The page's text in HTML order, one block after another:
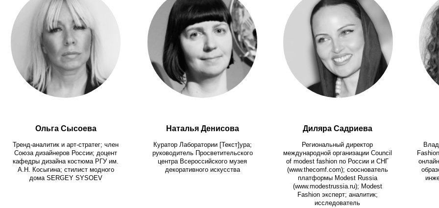
Куратор Лаборатории [Текст]ура;
руководитель Просветительского
центра Всероссийского музея
декоративного искусства
Наталья Денисова
Региональный директор
международной организации Council
of modest fashion по России и СНГ
(www.thecomf.com); сооснователь
платформы Modest Russia
(www.modestrussia.ru); Modest
Fashion эксперт; аналитик;
Диляра Садриева
Владелец 3D Couture;
Fashion-отрасли; с 2018
онлайн и оффлайн в
образование: МГТУ им
инженер; РосЗИТЛП
Мария
Тренд-аналитик и арт-стратег; член
Союза дизайнеров России; доцент
кафедры дизайна костюма РГУ им.
А.Н. Косыгина; стилист модного
дома SERGEY SYSOEV
Ольга Сысоева